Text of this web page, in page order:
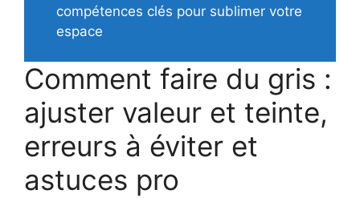
compétences clés pour sublimer votre
espace
Comment faire du gris :
ajuster valeur et teinte,
erreurs à éviter et
astuces pro